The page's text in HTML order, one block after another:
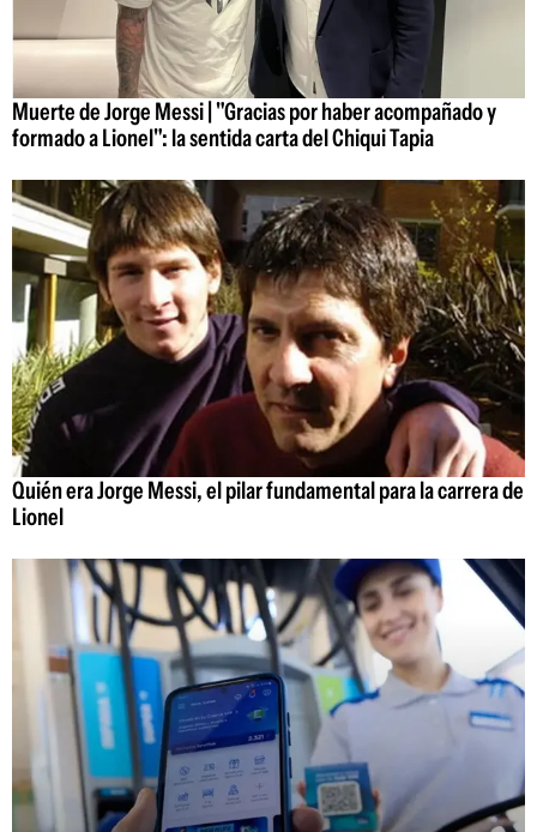
Muerte de Jorge Messi | "Gracias por haber acompañado y
formado a Lionel": la sentida carta del Chiqui Tapia
Quién era Jorge Messi, el pilar fundamental para la carrera de
Lionel